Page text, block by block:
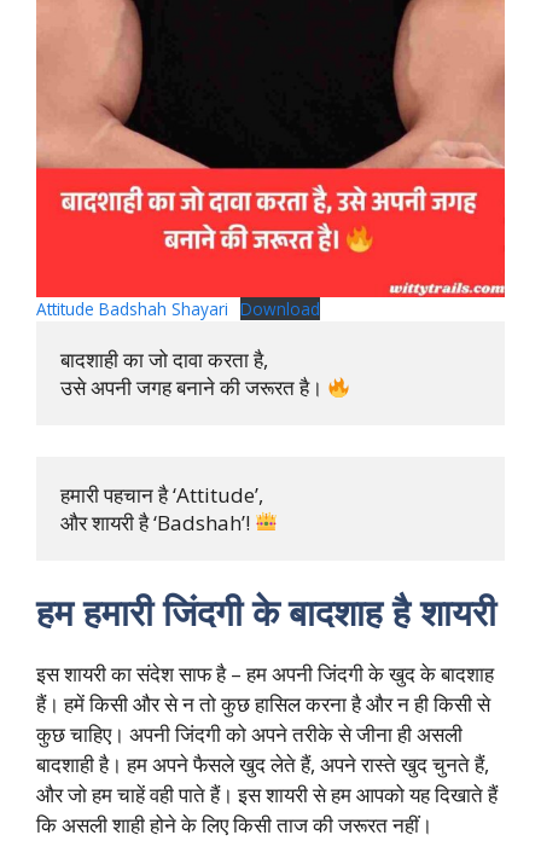
Attitude Badshah Shayari Download
बादशाही का जो दावा करता है,
उसे अपनी जगह बनाने की जरूरत है।
हमारी पहचान है ‘Attitude’,
और शायरी है ‘Badshah’!
हम हमारी जिंदगी के बादशाह है शायरी
इस शायरी का संदेश साफ है – हम अपनी जिंदगी के खुद के बादशाह
हैं। हमें किसी और से न तो कुछ हासिल करना है और न ही किसी से
कुछ चाहिए। अपनी जिंदगी को अपने तरीके से जीना ही असली
बादशाही है। हम अपने फैसले खुद लेते हैं, अपने रास्ते खुद चुनते हैं,
और जो हम चाहें वही पाते हैं। इस शायरी से हम आपको यह दिखाते हैं
कि असली शाही होने के लिए किसी ताज की जरूरत नहीं।